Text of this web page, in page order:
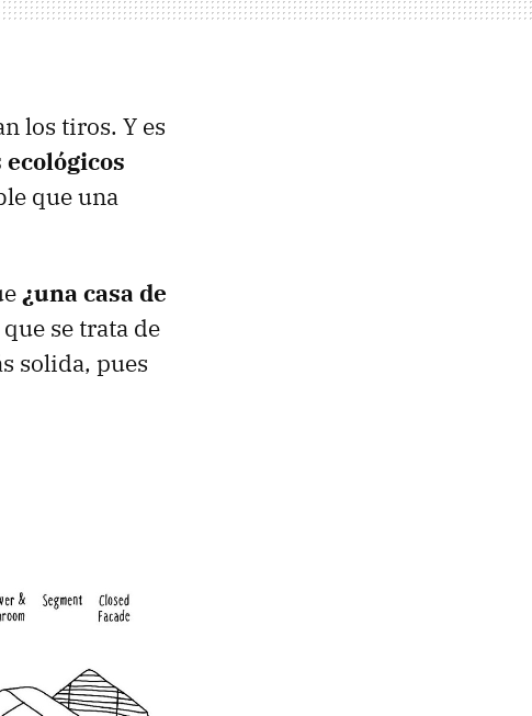
los tiros. Y es
que una
¿una casa de
se trata de
solida, pues